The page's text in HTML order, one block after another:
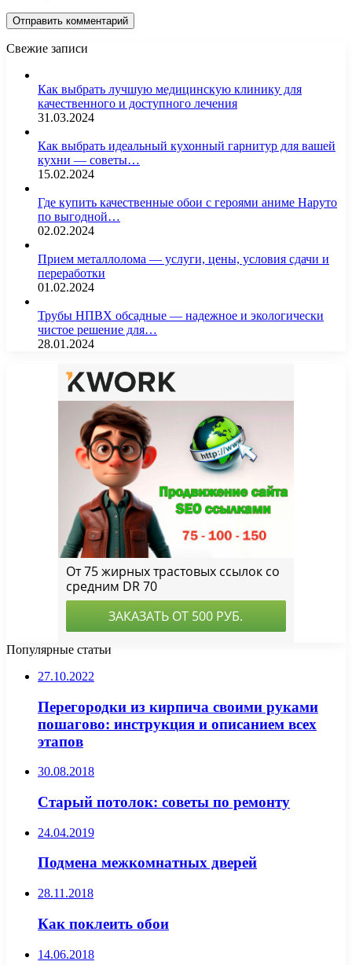
Свежие записи
Как выбрать лучшую медицинскую клинику для
качественного и доступного лечения
31.03.2024
Как выбрать идеальный кухонный гарнитур для вашей
кухни — советы…
15.02.2024
Где купить качественные обои с героями аниме Наруто
по выгодной…
02.02.2024
Прием металлолома — услуги, цены, условия сдачи и
переработки
01.02.2024
Трубы НПВХ обсадные — надежное и экологически
чистое решение для…
28.01.2024
Популярные статьи
27.10.2022
Перегородки из кирпича своими руками
пошагово: инструкция и описанием всех
этапов
30.08.2018
Старый потолок: советы по ремонту
24.04.2019
Подмена межкомнатных дверей
28.11.2018
Как поклеить обои
14.06.2018